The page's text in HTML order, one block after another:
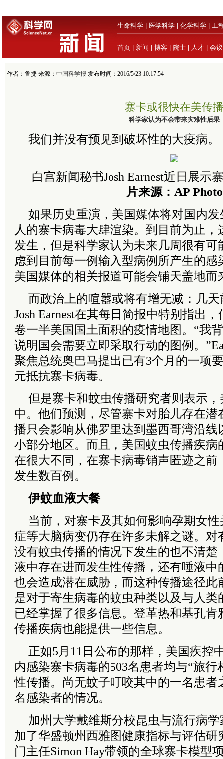
生命科学 医学科学 化学科学 工
首页 新闻 博客 院士 人才 会议
作者：鲁捷 来源： 中国科学报 发布时间：2016/5/23 10:17:54
寨卡或很快在美传播
科学家认为不会带来灾难性后果
我们并没有预见到破坏性的大疫病。
白宫新闻秘书Josh Earnest近日展示
片来源：AP Photo
如果历史重演，美国媒体将对国内
人的寨卡病毒大肆渲染。到目前为止
发生，但是科学家认为未来几周很有可
虑到目前每一例输入型病例所产生的感
美国媒体的相关报道可能会铺天盖地而
而政治上的喧嚣或将有增无减：几
Josh Earnest在其每日简报中特别指出
卷一半美国国土面积的疫情地图。“我
说明国会需要立即采取行动的图例。
聚焦总统奥巴马提出已有3个月的一项
元抵抗寨卡病毒。
但是寨卡和蚊虫传播研究者则表示
中。他们预测，尽管寨卡对胎儿存在潜
播只会影响从佛罗里达到墨西哥湾沿线
小部分地区。而且，美国蚊虫传播疾病
在很大不同，在寨卡病毒销声匿迹之前
发生数百例。
伊蚊血液大餐
当前，对寨卡及其如何影响孕期女
症等大脑病变仍存在许多未解之谜。对
没有蚊虫传播的情况下发生的也不清楚
液中存在进而发生性传播，还有唾液中
也会造成潜在威胁，而这种传播途径此
是对于寄生病毒的蚊虫种类以及与人类
已经掌握了很多信息。登革热和基孔肯
传播疾病也能提供一些信息。
正如5月11日公布的那样，美国疾控
内感染寨卡病毒的503名患者均与“旅行
性传播。尚无蚊子叮咬其中的一名患者
名感染者的情况。
加州大学戴维斯分校昆虫与流行病学
加了华盛顿州西雅图健康指标与评估研
门主任Simon Hay带领的全球寨卡模型